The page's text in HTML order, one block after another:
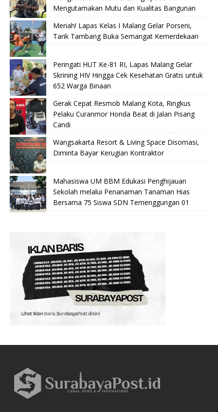
Mengutamakan Mutu dan Kualitas Bangunan
Meriah! Lapas Kelas I Malang Gelar Porseni,
Tarik Tambang Buka Semangat Kemerdekaan
Peringati HUT Ke-81 RI, Lapas Malang Gelar
Skrining HIV Hingga Cek Kesehatan Gratis untuk
652 Warga Binaan
Gerak Cepat Resmob Malang Kota, Ringkus
Pelaku Curanmor Honda Beat di Jalan Pisang
Candi
Wangsakarta Resort & Living Space Disomasi,
Diminta Bayar Kerugian Kontraktor
Mahasiswa UM BBM Edukasi Penghijauan
Sekolah melalui Penanaman Tanaman Hias
Bersama 75 Siswa SDN Temenggungan 01